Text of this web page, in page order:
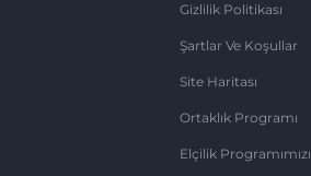
Gizlilik Politikası
Şartlar Ve Koşullar
Site Haritası
Ortaklık Programı
Elçilik Programımızı